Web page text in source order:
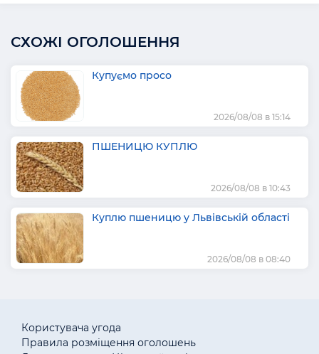
СХОЖІ ОГОЛОШЕННЯ
Купуємо просо
2026/08/08 в 15:14
ПШЕНИЦЮ КУПЛЮ
2026/08/08 в 10:43
Куплю пшеницю у Львівській області
2026/08/08 в 08:40
Користувача угода
Правила розміщення оголошень